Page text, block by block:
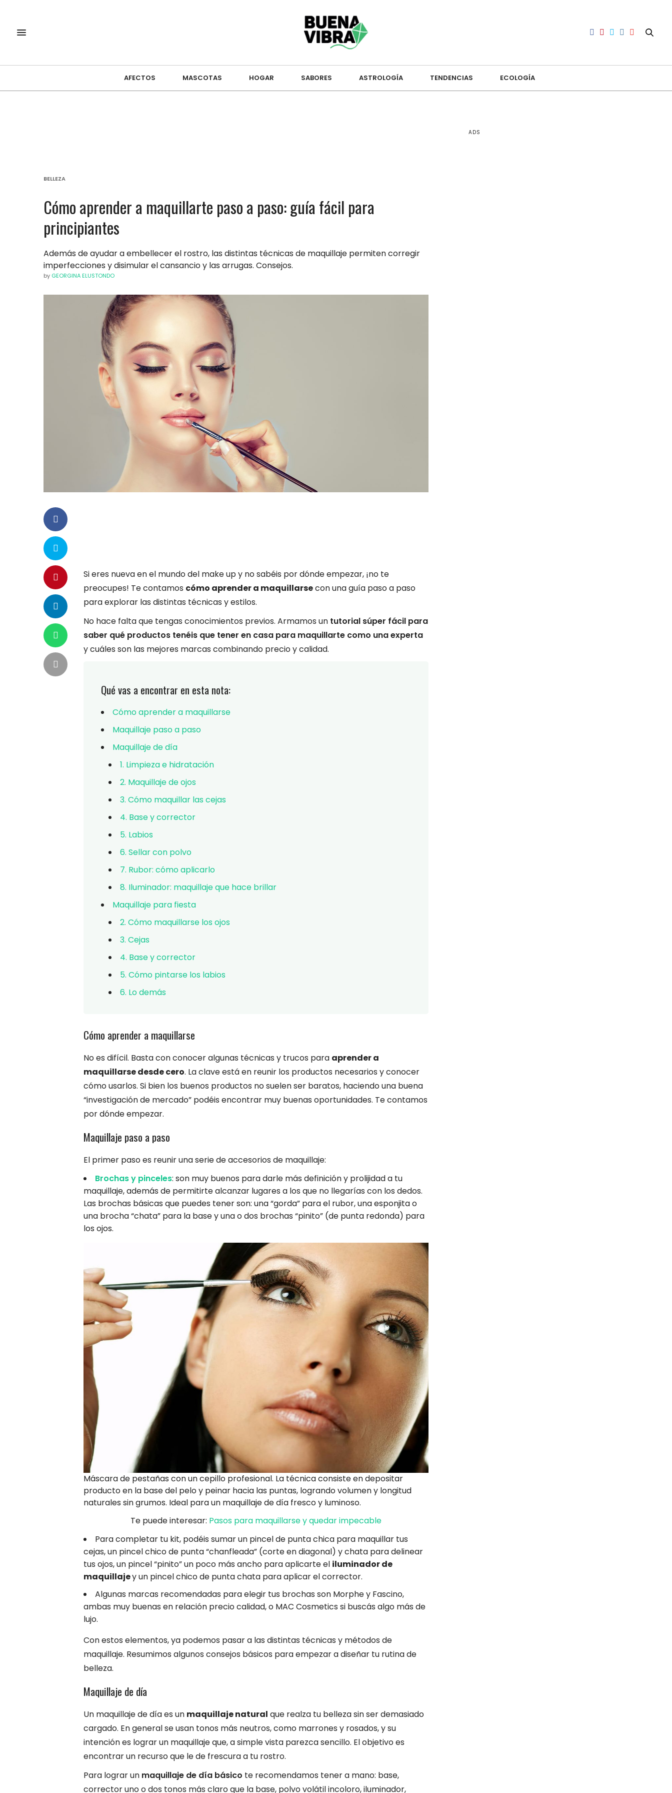
AFECTOS MASCOTAS HOGAR SABORES ASTROLOGÍA TENDENCIAS ECOLOGÍA
BELLEZA
Cómo aprender a maquillarte paso a paso: guía fácil para
principiantes
Además de ayudar a embellecer el rostro, las distintas técnicas de maquillaje permiten corregir
imperfecciones y disimular el cansancio y las arrugas. Consejos.
by GEORGINA ELUSTONDO
Si eres nueva en el mundo del make up y no sabéis por dónde empezar, ¡no te
preocupes! Te contamos cómo aprender a maquillarsecon una guía paso a paso
para explorar las distintas técnicas y estilos.
No hace falta que tengas conocimientos previos. Armamos un tutorial súper fácil para
saber qué productos tenéis que tener en casa para maquillarte como una experta
y cuáles son las mejores marcas combinando precio y calidad.
Qué vas a encontrar en esta nota:
Cómo aprender a maquillarse
Maquillaje paso a paso
Maquillaje de día
1. Limpieza e hidratación
2. Maquillaje de ojos
3. Cómo maquillar las cejas
4. Base y corrector
5. Labios
6. Sellar con polvo
7. Rubor: cómo aplicarlo
8. Iluminador: maquillaje que hace brillar
Maquillaje para fiesta
2. Cómo maquillarse los ojos
3. Cejas
4. Base y corrector
5. Cómo pintarse los labios
6. Lo demás
Cómo aprender a maquillarse
No es difícil. Basta con conocer algunas técnicas y trucos para aprender a
maquillarse desde cero. La clave está en reunir los productos necesarios y conocer
cómo usarlos. Si bien los buenos productos no suelen ser baratos, haciendo una buena
“investigación de mercado” podéis encontrar muy buenas oportunidades. Te contamos
por dónde empezar.
Maquillaje paso a paso
El primer paso es reunir una serie de accesorios de maquillaje:
Brochas y pinceles: son muy buenos para darle más definición y prolijidad a tu
maquillaje, además de permitirte alcanzar lugares a los que no llegarías con los dedos.
Las brochas básicas que puedes tener son: una “gorda” para el rubor, una esponjita o
una brocha “chata” para la base y una o dos brochas “pinito” (de punta redonda) para
los ojos.
Máscara de pestañas con un cepillo profesional. La técnica consiste en depositar
producto en la base del pelo y peinar hacia las puntas, logrando volumen y longitud
naturales sin grumos. Ideal para un maquillaje de día fresco y luminoso.
Te puede interesar: Pasos para maquillarse y quedar impecable
Para completar tu kit, podéis sumar un pincel de punta chica para maquillar tus
cejas, un pincel chico de punta “chanfleada” (corte en diagonal) y chata para delinear
tus ojos, un pincel “pinito” un poco más ancho para aplicarte el iluminador de
maquillajey un pincel chico de punta chata para aplicar el corrector.
Algunas marcas recomendadas para elegir tus brochas son Morphe y Fascino,
ambas muy buenas en relación precio calidad, o MAC Cosmetics si buscás algo más de
lujo.
Con estos elementos, ya podemos pasar a las distintas técnicas y métodos de
maquillaje. Resumimos algunos consejos básicos para empezar a diseñar tu rutina de
belleza.
Maquillaje de día
Un maquillaje de día es un maquillaje natural que realza tu belleza sin ser demasiado
cargado. En general se usan tonos más neutros, como marrones y rosados, y su
intención es lograr un maquillaje que, a simple vista parezca sencillo. El objetivo es
encontrar un recurso que le de frescura a tu rostro.
Para lograr un maquillaje de día básico te recomendamos tener a mano: base,
corrector uno o dos tonos más claro que la base, polvo volátil incoloro, iluminador,
ADS